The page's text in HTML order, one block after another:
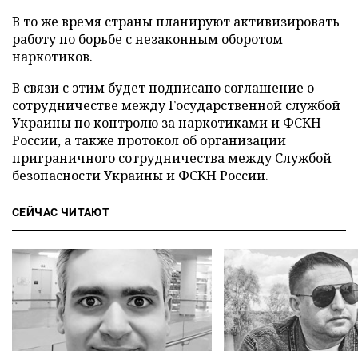
В то же время страны планируют активизировать
работу по борьбе с незаконным оборотом
наркотиков.
В связи с этим будет подписано соглашение о
сотрудничестве между Государственной службой
Украины по контролю за наркотиками и ФСКН
России, а также протокол об организации
приграничного сотрудничества между Службой
безопасности Украины и ФСКН России.
СЕЙЧАС ЧИТАЮТ